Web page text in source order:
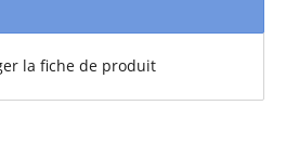
la fiche de produit